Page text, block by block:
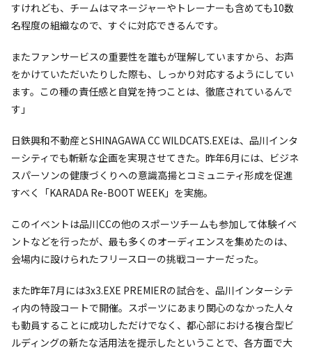
すけれども、チームはマネージャーやトレーナーも含めても10数
名程度の組織なので、すぐに対応できるんです。
またファンサービスの重要性を誰もが理解していますから、お声
をかけていただいたりした際も、しっかり対応するようにしてい
ます。この種の責任感と自覚を持つことは、徹底されているんで
す」
日鉄興和不動産とSHINAGAWA CC WILDCATS.EXEは、品川インタ
ーシティでも斬新な企画を実現させてきた。昨年6月には、ビジネ
スパーソンの健康づくりへの意識高揚とコミュニティ形成を促進
すべく「KARADA Re-BOOT WEEK」を実施。
このイベントは品川CCの他のスポーツチームも参加して体験イベ
ントなどを行ったが、最も多くのオーディエンスを集めたのは、
会場内に設けられたフリースローの挑戦コーナーだった。
また昨年7月には3x3.EXE PREMIERの試合を、品川インターシテ
ィ内の特設コートで開催。スポーツにあまり関心のなかった人々
も動員することに成功しただけでなく、都心部における複合型ビ
ルディングの新たな活用法を提示したということで、各方面で大